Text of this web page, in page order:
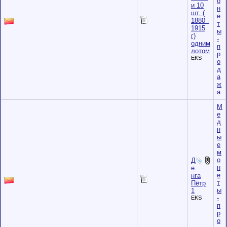
и 10
шт. (
1880 -
1915
г)
одним
лотом
EKS
н
е
т
ы
-
п
р
о
д
а
ж
а
Д
е
нга
Пётр
1
EKS
М
е
д
н
ы
е
м
о
н
е
т
ы
-
п
р
о